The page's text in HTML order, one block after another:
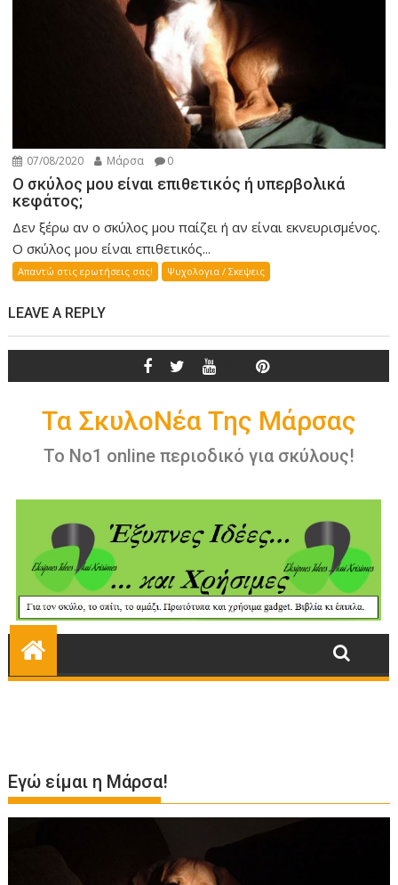
07/08/2020 Μάρσα 0
Ο σκύλος μου είναι επιθετικός ή υπερβολικά
κεφάτος;
Δεν ξέρω αν ο σκύλος μου παίζει ή αν είναι εκνευρισμένος.
Ο σκύλος μου είναι επιθετικός...
Απαντώ στις ερωτήσεις σας! Ψυχολογια / Σκεψεις
LEAVE A REPLY
Εγώ είμαι η Μάρσα!